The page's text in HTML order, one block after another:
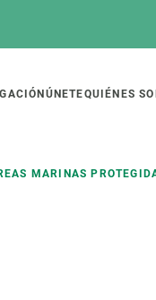
ÚNETEQUIÉNES
MARINAS